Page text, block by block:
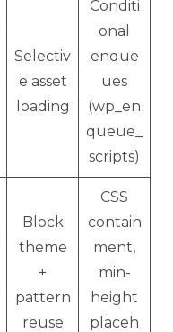
Selectiv
e asset
loading
Conditi
onal
enque
ues
(wp_en
queue_
scripts)
Block
theme
+
pattern
reuse
CSS
contain
ment,
min-
height
placeh